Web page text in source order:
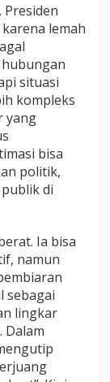
lemah
situasi
kompleks
yang
bisa
politik,
di
Ia bisa
namun
sebagai
lingkar
Dalam